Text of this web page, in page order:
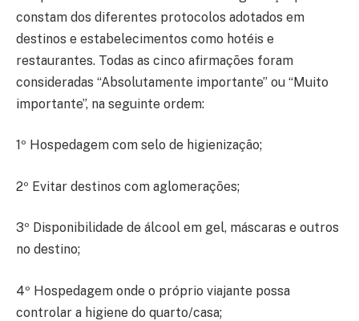
constam dos diferentes protocolos adotados em
destinos e estabelecimentos como hotéis e
restaurantes. Todas as cinco afirmações foram
consideradas “Absolutamente importante” ou “Muito
importante”, na seguinte ordem:
1º Hospedagem com selo de higienização;
2º Evitar destinos com aglomerações;
3º Disponibilidade de álcool em gel, máscaras e outros
no destino;
4º Hospedagem onde o próprio viajante possa
controlar a higiene do quarto/casa;